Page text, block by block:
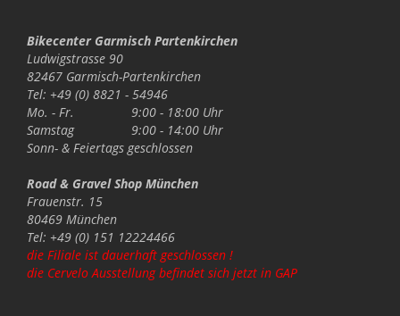
Bikecenter Garmisch Partenkirchen
Ludwigstrasse 90
82467 Garmisch-Partenkirchen
Tel: +49 (0) 8821 - 54946
Mo. - Fr.
9:00 - 18:00 Uhr
Samstag
9:00 - 14:00 Uhr
Sonn- & Feiertags geschlossen
Road & Gravel Shop München
Frauenstr. 15
80469 München
Tel: +49 (0) 151 12224466
die Filiale ist dauerhaft geschlossen !
die Cervelo Ausstellung befindet sich jetzt in GAP